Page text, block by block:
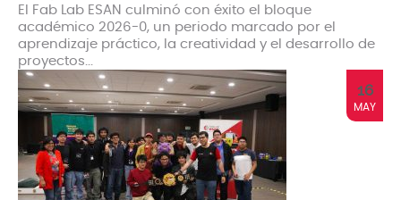
El Fab Lab ESAN culminó con éxito el bloque
académico 2026-0, un periodo marcado por el
aprendizaje práctico, la creatividad y el desarrollo de
proyectos...
16
MAY